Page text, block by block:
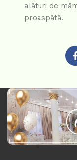
alături de
proaspătă.